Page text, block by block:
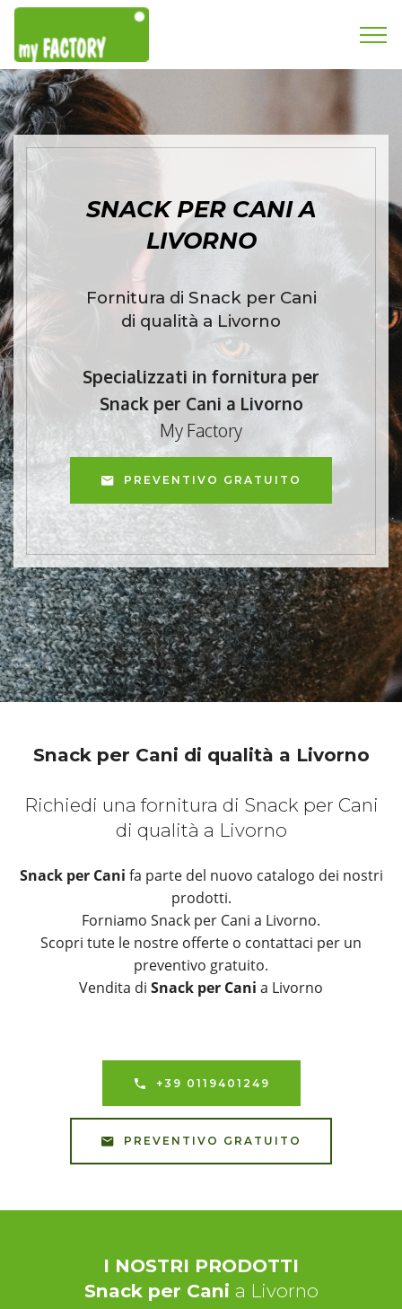
SNACK PER CANI A
LIVORNO
Fornitura di Snack per Cani
di qualità a Livorno
Specializzati in fornitura per
Snack per Cani a Livorno
My Factory
PREVENTIVO GRATUITO
Snack per Cani di qualità a Livorno
Richiedi una fornitura di Snack per Cani
di qualità a Livorno
Snack per Cani fa parte del nuovo catalogo dei nostri
prodotti.
Forniamo Snack per Cani a Livorno.
Scopri tute le nostre offerte o contattaci per un
preventivo gratuito.
Vendita di Snack per Cani a Livorno
+39 0119401249
PREVENTIVO GRATUITO
I NOSTRI PRODOTTI
Snack per Cani a Livorno